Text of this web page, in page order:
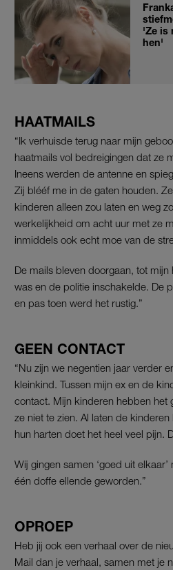
'Ze is
hen'
HAATMAILS
“Ik verhuisde terug naar mijn
haatmails vol bedreigingen dat ze
Ineens werden de antenne en
Zij blééf me in de gaten houden.
kinderen alleen zou laten en weg
werkelijkheid om acht uur met ze
inmiddels ook echt moe van de
De mails bleven doorgaan, tot
was en de politie inschakelde. De
en pas toen werd het rustig.”
GEEN CONTACT
“Nu zijn we negentien jaar verder
kleinkind. Tussen mijn ex en de
contact. Mijn kinderen hebben het
ze niet te zien. Al laten de
hun harten doet het heel veel pijn.
Wij gingen samen ‘goed uit
één doffe ellende geworden.”
OPROEP
Heb jij ook een verhaal over de
Mail dan je verhaal, samen met je